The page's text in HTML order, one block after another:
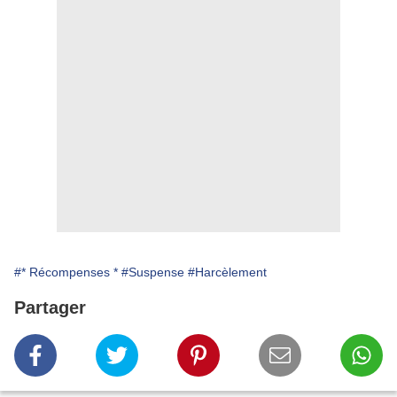
#* Récompenses * #Suspense #Harcèlement
Partager